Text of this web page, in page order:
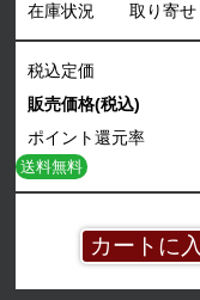
在庫状況 取り寄せ
税込定価
販売価格(税込)
ポイント還元率
送料無料